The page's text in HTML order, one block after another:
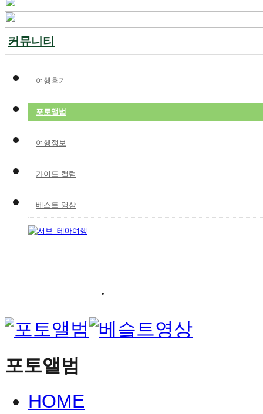
커뮤니티
여행후기
포토앨범
여행정보
가이드 컬럼
베스트 영상
포토앨범
HOME